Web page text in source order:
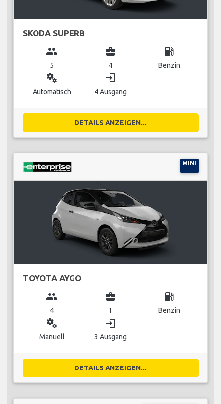
SKODA SUPERB
group
5
business_center
4
local_gas_station
Benzin
miscellaneous_services
Automatisch
login
4 Ausgang
DETAILS ANZEIGEN...
MINI
TOYOTA AYGO
group
4
business_center
1
local_gas_station
Benzin
miscellaneous_services
Manuell
login
3 Ausgang
DETAILS ANZEIGEN...